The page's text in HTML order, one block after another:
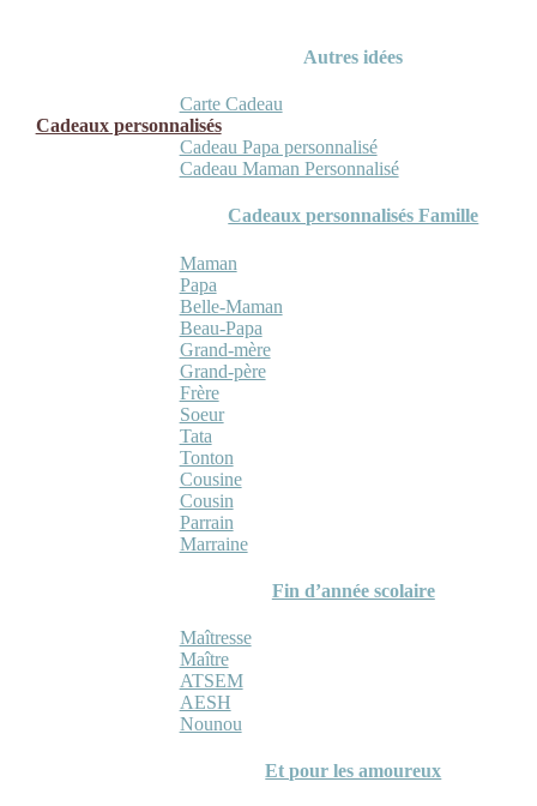
Autres idées
Carte Cadeau
Cadeaux personnalisés
Cadeau Papa personnalisé
Cadeau Maman Personnalisé
Cadeaux personnalisés Famille
Maman
Papa
Belle-Maman
Beau-Papa
Grand-mère
Grand-père
Frère
Soeur
Tata
Tonton
Cousine
Cousin
Parrain
Marraine
Fin d’année scolaire
Maîtresse
Maître
ATSEM
AESH
Nounou
Et pour les amoureux